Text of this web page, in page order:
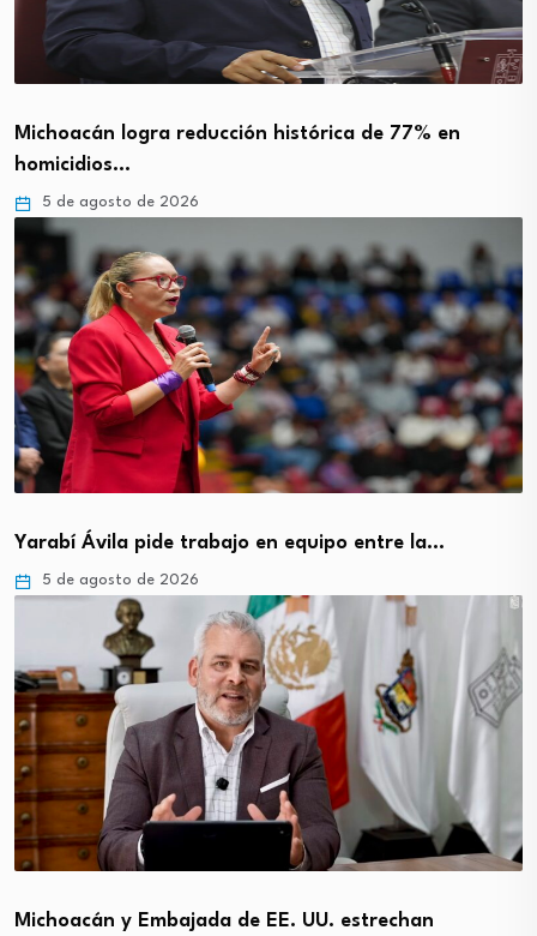
Michoacán logra reducción histórica de 77% en
homicidios…
5 de agosto de 2026
Yarabí Ávila pide trabajo en equipo entre la…
5 de agosto de 2026
Michoacán y Embajada de EE. UU. estrechan